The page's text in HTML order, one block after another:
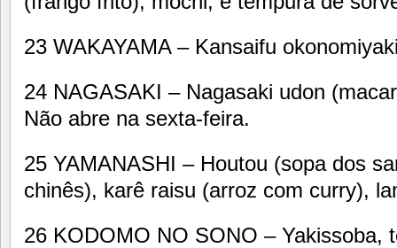
23 WAKAYAMA – Kansaifu
24 NAGASAKI – Nagasaki udon
Não abre na sexta-feira.
25 YAMANASHI – Houtou (sopa dos
chinês), karê raisu (arroz com curry),
26 KODOMO NO SONO – Yakissoba,